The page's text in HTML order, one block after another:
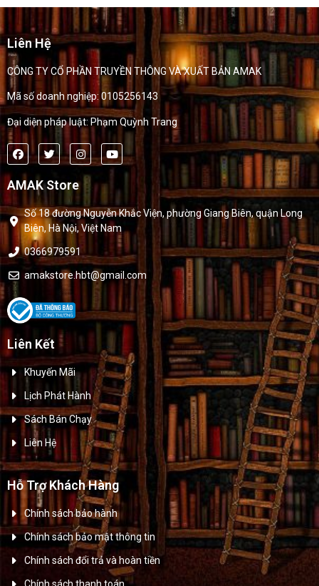
Liên Hệ
CÔNG TY CỔ PHẦN TRUYỀN THÔNG VÀ XUẤT BẢN AMAK
Mã số doanh nghiệp: 0105256143
Đại diện pháp luật: Phạm Quỳnh Trang
AMAK Store
Số 18 đường Nguyễn Khắc Viện, phường Giang Biên, quận Long
Biên, Hà Nội, Việt Nam
0366979591
amakstore.hbt@gmail.com
Liên Kết
Khuyến Mãi
Lịch Phát Hành
Sách Bán Chạy
Liên Hệ
Hỗ Trợ Khách Hàng
Chính sách bảo hành
Chính sách bảo mật thông tin
Chính sách đổi trả và hoàn tiền
Chính sách thanh toán